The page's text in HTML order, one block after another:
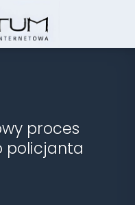
proces
policjanta